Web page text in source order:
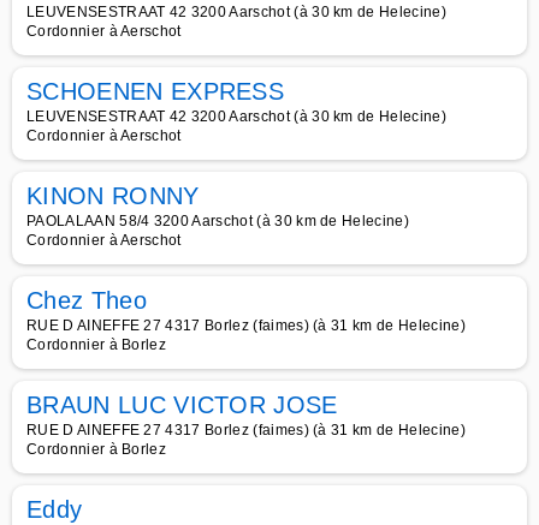
LEUVENSESTRAAT 42 3200 Aarschot (à 30 km de Helecine)
Cordonnier à Aerschot
SCHOENEN EXPRESS
LEUVENSESTRAAT 42 3200 Aarschot (à 30 km de Helecine)
Cordonnier à Aerschot
KINON RONNY
PAOLALAAN 58/4 3200 Aarschot (à 30 km de Helecine)
Cordonnier à Aerschot
Chez Theo
RUE D AINEFFE 27 4317 Borlez (faimes) (à 31 km de Helecine)
Cordonnier à Borlez
BRAUN LUC VICTOR JOSE
RUE D AINEFFE 27 4317 Borlez (faimes) (à 31 km de Helecine)
Cordonnier à Borlez
Eddy